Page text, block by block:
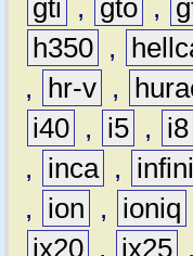
gti
, gto ,
h350 ,
,
hr-v ,
i40 , i5 , i8
,
inca ,
,
ion , ioniq
ix20 , ix25 ,